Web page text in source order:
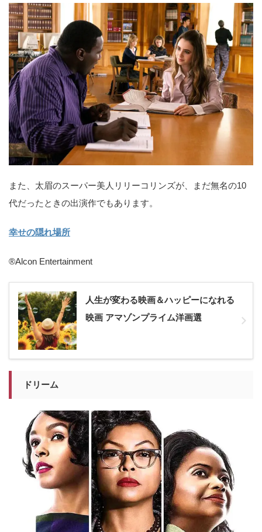
また、太眉のスーパー美人リリーコリンズが、まだ無名の10
代だったときの出演作でもあります。
幸せの隠れ場所
®Alcon Entertainment
人生が変わる映画＆ハッピーになれる
映画 アマゾンプライム洋画選
ドリーム